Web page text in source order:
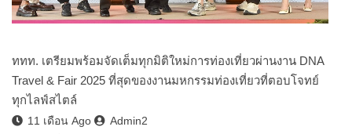
ททท. เตรียมพร้อมจัดเต็มทุกมิติใหม่การท่องเที่ยวผ่านงาน DNA
Travel & Fair 2025 ที่สุดของงานมหกรรมท่องเที่ยวที่ตอบโจทย์
ทุกไลฟ์สไตล์
11 เดือน Ago
Admin2